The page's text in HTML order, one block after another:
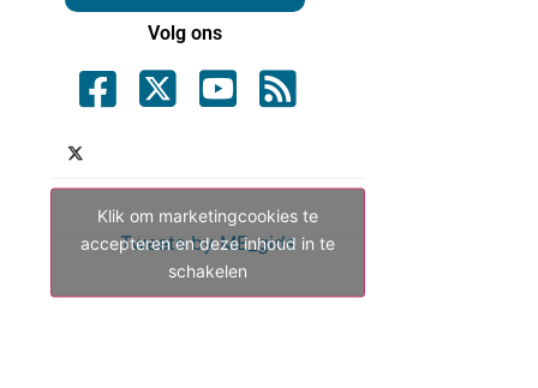
Volg ons
Tweets by ME_gids
Klik om marketingcookies te
accepteren en deze inhoud in te
schakelen